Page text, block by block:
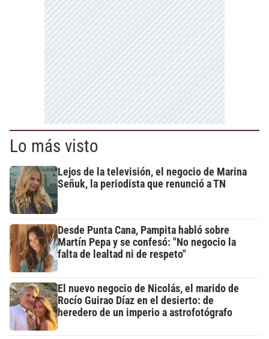
Lo más visto
Lejos de la televisión, el negocio de Marina
Señuk, la periodista que renunció a TN
Desde Punta Cana, Pampita habló sobre
Martín Pepa y se confesó: "No negocio la
falta de lealtad ni de respeto"
El nuevo negocio de Nicolás, el marido de
Rocío Guirao Díaz en el desierto: de
heredero de un imperio a astrofotógrafo